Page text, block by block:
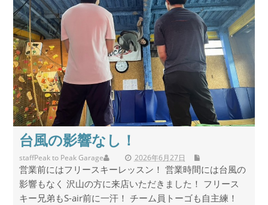
台風の影響なし！
staff 2026年6月27日
Peak to Peak Garage
営業前にはフリースキーレッスン！ 営業時間には台風の
影響もなく 沢山の方に来店いただきました！ フリース
キー兄弟もS-air前に一汗！ チーム員トーゴも自主練！